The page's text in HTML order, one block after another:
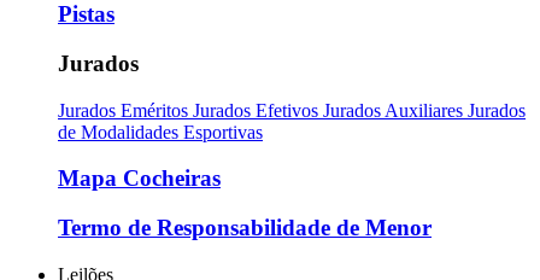
Pistas
Jurados
Jurados Eméritos Jurados Efetivos Jurados Auxiliares Jurados
de Modalidades Esportivas
Mapa Cocheiras
Termo de Responsabilidade de Menor
Leilões